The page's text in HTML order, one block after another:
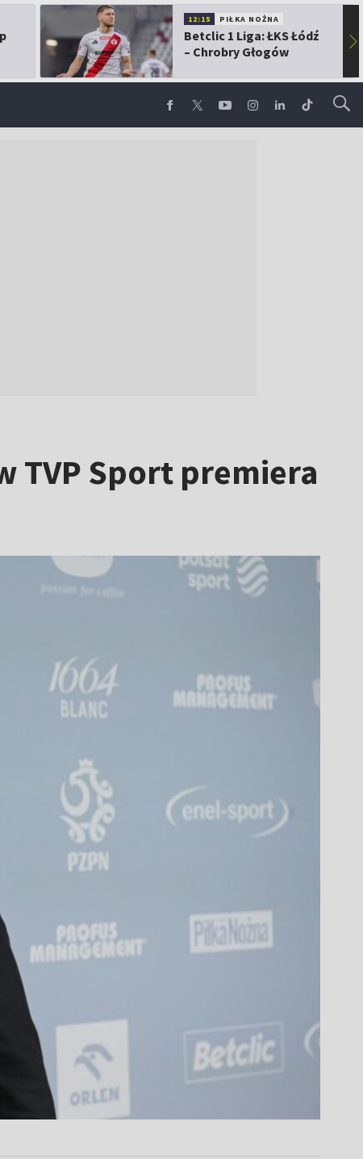
12:15 PIŁKA NOŻNA
Betclic 1 Liga: ŁKS Łódź
– Chrobry Głogów
▶
TVP Sport premiera